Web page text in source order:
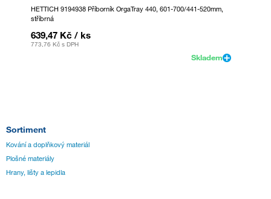
HETTICH 9194938 Příborník OrgaTray 440, 601-700/441-520mm,
stříbrná
639,47 Kč / ks
773,76 Kč s DPH
Skladem
Sortiment
Kování a doplňkový materiál
Plošné materiály
Hrany, lišty a lepidla